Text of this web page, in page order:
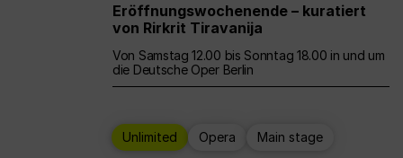
Eröffnungswochenende – kuratiert
von Rirkrit Tiravanija
Von Samstag 12.00 bis Sonntag 18.00 in und um
die Deutsche Oper Berlin
Unlimited Opera Main stage